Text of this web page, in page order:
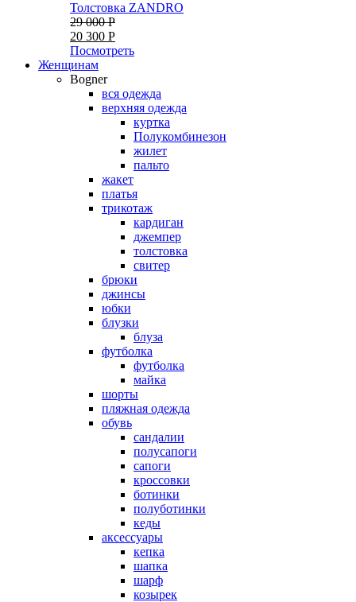
Толстовка ZANDRO
29 000 Р
20 300 Р
Посмотреть
Женщинам
Bogner
вся одежда
верхняя одежда
куртка
Полукомбинезон
жилет
пальто
жакет
платья
трикотаж
кардиган
джемпер
толстовка
свитер
брюки
джинсы
юбки
блузки
блуза
футболка
футболка
майка
шорты
пляжная одежда
oбувь
сандалии
полусапоги
сапоги
кроссовки
ботинки
полуботинки
кеды
аксессуары
кепка
шапка
шарф
козырек